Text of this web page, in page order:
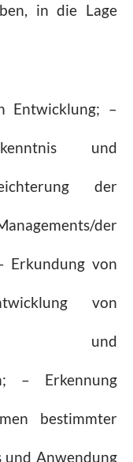
in die Lage
Entwicklung; –
und
der
der
Erkundung von
von
und
– Erkennung
bestimmter
und Anwendung